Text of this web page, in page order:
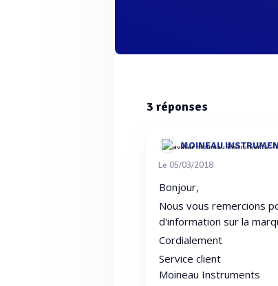
3 réponses
MOINEAU
Le 05/03/2018
Bonjour,
Nous vous remercions
d'information sur la
Cordialement
Service client
Moineau Instruments